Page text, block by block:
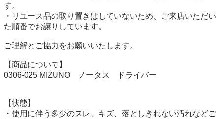
す。
・リユース品の取り置きはしていないため、ご来店いただい
た順番でお譲りしています。
ご理解とご協力をお願いいたします。
【商品について】
0306-025 MIZUNO　ノータス　ドライバー
【状態】
・使用に伴う多少のスレ、キズ、落としきれない汚れなどご